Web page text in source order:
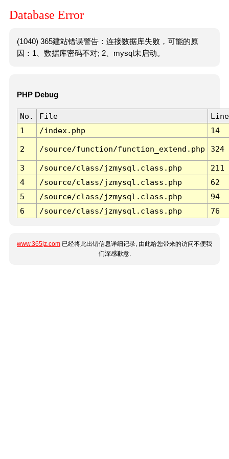
Database Error
(1040) 365建站错误警告：连接数据库失败，可能的原
因：1、数据库密码不对; 2、mysql未启动。
PHP Debug
No. File
Line
1
/index.php 14
2 /source/function/function_extend.php 324
3 /source/class/jzmysql.class.php
211
4
/source/class/jzmysql.class.php
62
5
/source/class/jzmysql.class.php
94
6
/source/class/jzmysql.class.php 76
www.365jz.com 已经将此出错信息详细记录, 由此给您带来的访问不便我
们深感歉意.